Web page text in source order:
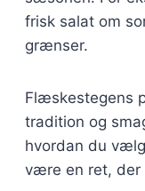
frisk salat om
grænser.
Flæskestegens
tradition og
hvordan du
være en ret, der